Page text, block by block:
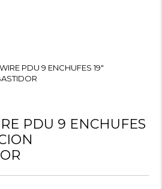
PDU 9 ENCHUFES 19″
PDU 9 ENCHUFES